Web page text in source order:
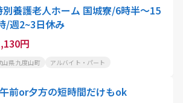
養護老人ホーム 国城寮/6時半～15
/週2~3日休み
円
山県 九度山町 アルバイト・パート
前or夕方の短時間だけもok